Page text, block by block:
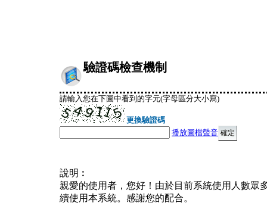
驗證碼檢查機制
請輸入您在下圖中看到的字元(字母區分大小寫)
更換驗證碼
播放圖檔聲音
說明︰
親愛的使用者，您好！由於目前系統使用人數眾
續使用本系統。感謝您的配合。